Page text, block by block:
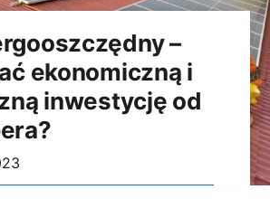
–
ekonomiczną i
inwestycję od